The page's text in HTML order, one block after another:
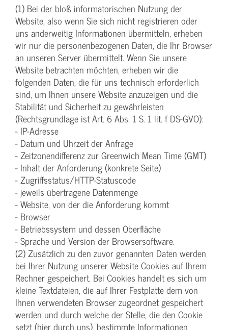
(1) Bei der bloß informatorischen Nutzung der
Website, also wenn Sie sich nicht registrieren oder
uns anderweitig Informationen übermitteln, erheben
wir nur die personenbezogenen Daten, die Ihr Browser
an unseren Server übermittelt. Wenn Sie unsere
Website betrachten möchten, erheben wir die
folgenden Daten, die für uns technisch erforderlich
sind, um Ihnen unsere Website anzuzeigen und die
Stabilität und Sicherheit zu gewährleisten
(Rechtsgrundlage ist Art. 6 Abs. 1 S. 1 lit. f DS-GVO):
- IP-Adresse
- Datum und Uhrzeit der Anfrage
- Zeitzonendifferenz zur Greenwich Mean Time (GMT)
- Inhalt der Anforderung (konkrete Seite)
- Zugriffsstatus/HTTP-Statuscode
- jeweils übertragene Datenmenge
- Website, von der die Anforderung kommt
- Browser
- Betriebssystem und dessen Oberfläche
- Sprache und Version der Browsersoftware.
(2) Zusätzlich zu den zuvor genannten Daten werden
bei Ihrer Nutzung unserer Website Cookies auf Ihrem
Rechner gespeichert. Bei Cookies handelt es sich um
kleine Textdateien, die auf Ihrer Festplatte dem von
Ihnen verwendeten Browser zugeordnet gespeichert
werden und durch welche der Stelle, die den Cookie
setzt (hier durch uns), bestimmte Informationen